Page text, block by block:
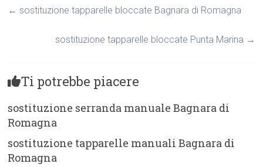
← sostituzione tapparelle bloccate Bagnara di Romagna
sostituzione tapparelle bloccate Punta Marina →
Ti potrebbe piacere
sostituzione serranda manuale Bagnara di
Romagna
sostituzione tapparelle manuali Bagnara di
Romagna